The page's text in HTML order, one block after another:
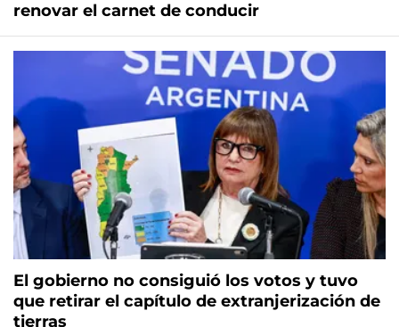
renovar el carnet de conducir
El gobierno no consiguió los votos y tuvo
que retirar el capítulo de extranjerización de
tierras